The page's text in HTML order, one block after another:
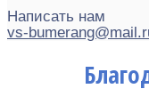
Написать нам
vs-